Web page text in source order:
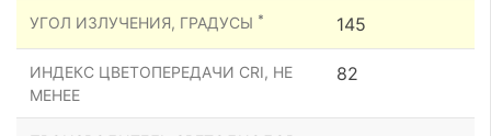
УГОЛ ИЗЛУЧЕНИЯ, ГРАДУСЫ * 145
ИНДЕКС ЦВЕТОПЕРЕДАЧИ CRI, НЕ
МЕНЕЕ
82